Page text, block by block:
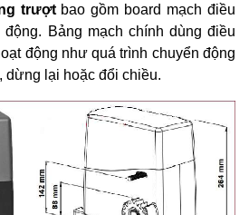
trượtbao gồm board mạch điều
động. Bảng mạch chính dùng điều
động như quá trình chuyển động
dừng lại hoặc đổi chiều.